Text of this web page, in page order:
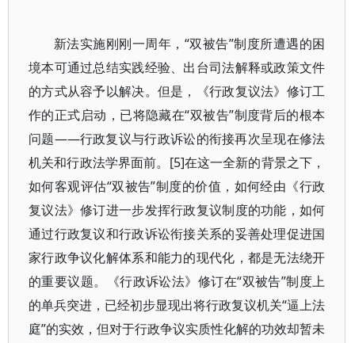
新法实施刚刚一周年，“双被告”制度所遭遇的困
境本可通过总结实践经验、出台司法解释或政策文件
的方式从容予以解决。但是，《行政复议法》修订工
作的正式启动，已将隐藏在“双被告”制度背后的根本
问题——行政复议与行政诉讼的衔接再次呈现在修法
机关和行政法学界面前。[5]在这一全新的背景之下，
如何客观评估“双被告”制度的价值，如何经由《行政
复议法》修订进一步发挥行政复议制度的功能，如何
通过行政复议和行政诉讼衔接关系的妥善处理促进国
家行政争议化解体系和能力的现代化，都是无法绕开
的重要议题。《行政诉讼法》修订在“双被告”制度上
的单兵突进，已经初步显现出将行政复议机关“逼上法
庭”的实效，但对于行政争议实质性化解的功效却暂未